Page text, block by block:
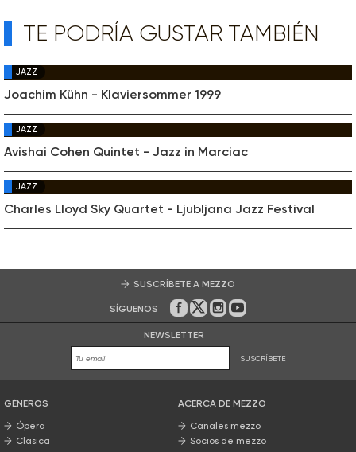
TE PODRÍA GUSTAR TAMBIÉN
JAZZ
Joachim Kühn - Klaviersommer 1999
JAZZ
Avishai Cohen Quintet - Jazz in Marciac
JAZZ
Charles Lloyd Sky Quartet - Ljubljana Jazz Festival
SUSCRÍBETE A MEZZO
SÍGUENOS En Facebook
En Twitter
En Instagram
En Youtube
NEWSLETTER
SUSCRÍBETE
GÉNEROS
Ópera
Clásica
ACERCA DE MEZZO
Canales mezzo
Socios de mezzo